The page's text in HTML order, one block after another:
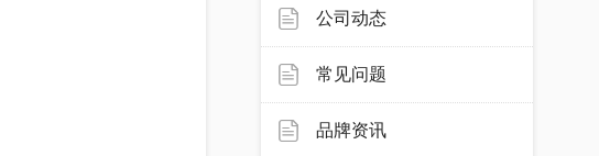
公司动态
常见问题
品牌资讯